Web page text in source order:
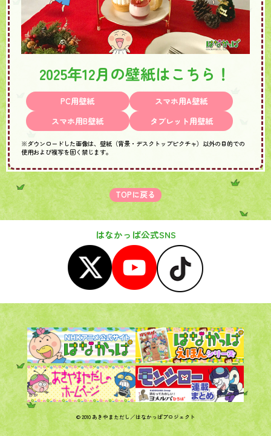
2025年12月の壁紙はこちら！
PC用壁紙
スマホ用A壁紙
スマホ用B壁紙
タブレット用壁紙
※ダウンロードした画像は、壁紙（背景・デスクトップピクチャ）以外の目的での
使用および複写を固く禁じます。
TOPに戻る
はなかっぱ公式SNS
© 2010 あきやまただし／はなかっぱプロジェクト